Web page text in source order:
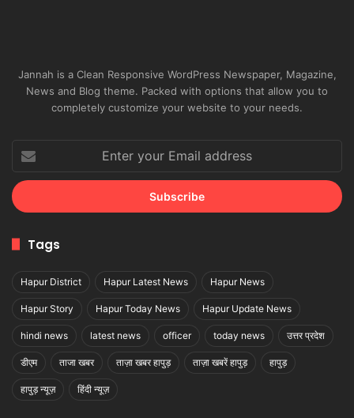
Jannah is a Clean Responsive WordPress Newspaper, Magazine,
News and Blog theme. Packed with options that allow you to
completely customize your website to your needs.
your
Email
address
Tags
Hapur District Hapur Latest News Hapur News
Hapur Story Hapur Today News Hapur Update News
hindi news latest news officer today news उत्तर प्रदेश
डीएम ताजा खबर ताज़ा खबर हापुड़ ताज़ा खबरें हापुड़ हापुड़
हापुड़ न्यूज़ हिंदी न्यूज़